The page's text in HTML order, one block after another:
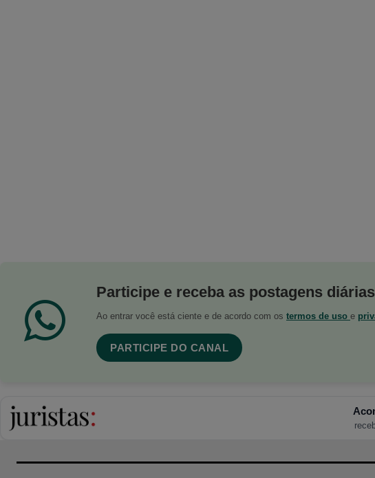
Participe e receba as postagens
Ao entrar você está ciente e de acordo com os termos de uso e
PARTICIPE DO CANAL